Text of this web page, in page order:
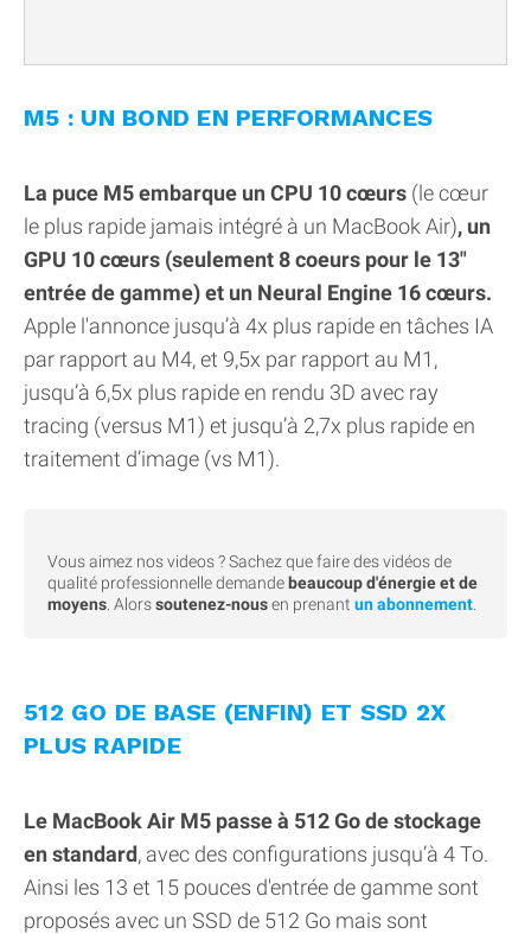
M5 : UN BOND EN PERFORMANCES
La puce M5 embarque un CPU 10 cœurs (le cœur
le plus rapide jamais intégré à un MacBook Air), un
GPU 10 cœurs (seulement 8 coeurs pour le 13"
entrée de gamme) et un Neural Engine 16 cœurs.
Apple l'annonce jusqu’à 4x plus rapide en tâches IA
par rapport au M4, et 9,5x par rapport au M1,
jusqu’à 6,5x plus rapide en rendu 3D avec ray
tracing (versus M1) et jusqu’à 2,7x plus rapide en
traitement d’image (vs M1).
Vous aimez nos videos ? Sachez que faire des vidéos de
qualité professionnelle demande beaucoup d'énergie et de
moyens . Alorssoutenez-nousen prenant un abonnement
512 GO DE BASE (ENFIN) ET SSD 2X
PLUS RAPIDE
Le MacBook Air M5 passe à 512 Go de stockage
en standard, avec des configurations jusqu’à 4 To.
Ainsi les 13 et 15 pouces d'entrée de gamme sont
proposés avec un SSD de 512 Go mais sont